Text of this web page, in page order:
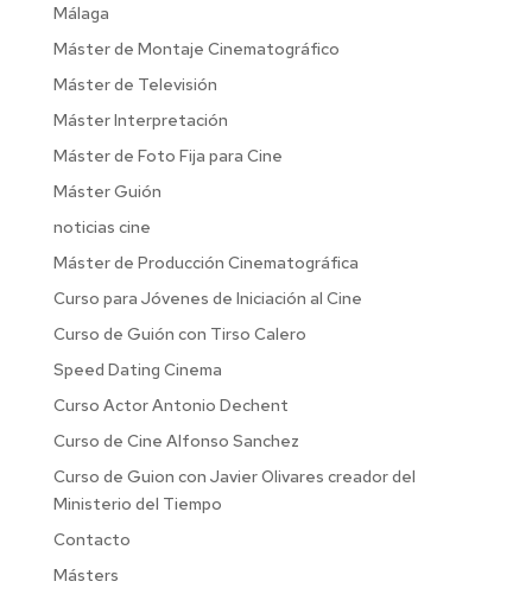
Málaga
Máster de Montaje Cinematográfico
Máster de Televisión
Máster Interpretación
Máster de Foto Fija para Cine
Máster Guión
noticias cine
Máster de Producción Cinematográfica
Curso para Jóvenes de Iniciación al Cine
Curso de Guión con Tirso Calero
Speed Dating Cinema
Curso Actor Antonio Dechent
Curso de Cine Alfonso Sanchez
Curso de Guion con Javier Olivares creador del
Ministerio del Tiempo
Contacto
Másters